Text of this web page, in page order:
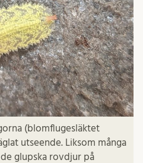
(blomflugesläktet
utseende. Liksom många
glupska rovdjur på